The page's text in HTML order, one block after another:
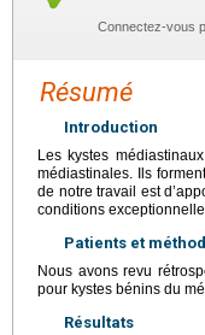
Connectez-vous
Résumé
Introduction
Les kystes
médiastinales. Ils
de notre travail est
conditions
Patients et
Nous avons revu
pour kystes bénins du
Résultats